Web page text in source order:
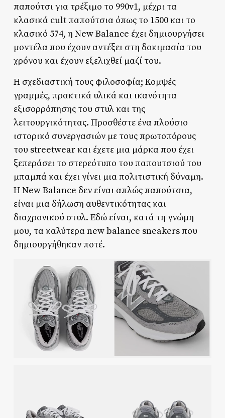
παπούτσι για τρέξιμο το 990v1, μέχρι τα
κλασικά cult παπούτσια όπως το 1500 και το
κλασικό 574, η New Balance έχει δημιουργήσει
μοντέλα που έχουν αντέξει στη δοκιμασία του
χρόνου και έχουν εξελιχθεί μαζί του.
Η σχεδιαστική τους φιλοσοφία; Κομψές
γραμμές, πρακτικά υλικά και ικανότητα
εξισορρόπησης του στυλ και της
λειτουργικότητας. Προσθέστε ένα πλούσιο
ιστορικό συνεργασιών με τους πρωτοπόρους
του streetwear και έχετε μια μάρκα που έχει
ξεπεράσει το στερεότυπο του παπουτσιού του
μπαμπά και έχει γίνει μια πολιτιστική δύναμη.
Η New Balance δεν είναι απλώς παπούτσια,
είναι μια δήλωση αυθεντικότητας και
διαχρονικού στυλ. Εδώ είναι, κατά τη γνώμη
μου, τα καλύτερα new balance sneakers που
δημιουργήθηκαν ποτέ.